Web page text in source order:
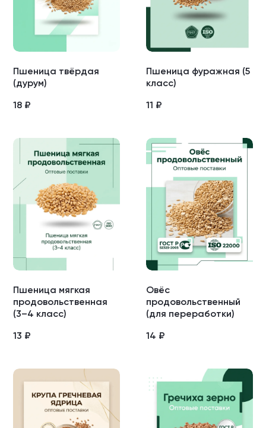
Пшеница твёрдая
(дурум)
18 ₽
Пшеница фуражная (5
класс)
11 ₽
Пшеница мягкая
продовольственная
(3–4 класс)
13 ₽
Овёс
продовольственный
(для переработки)
14 ₽